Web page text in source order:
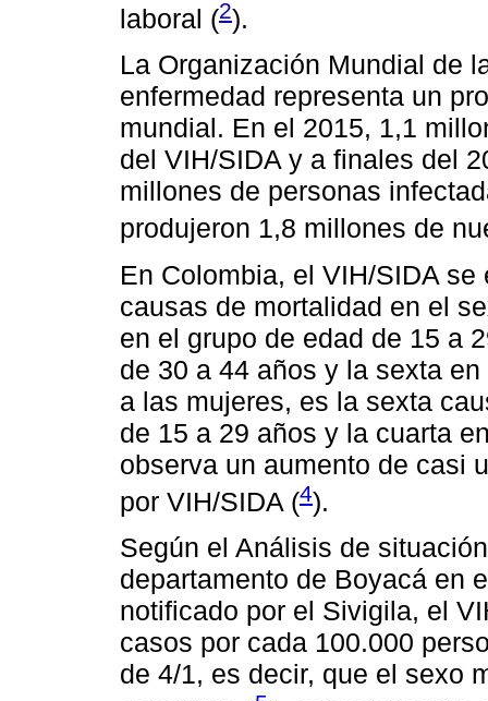
laboral (2).
La Organización Mundial de
enfermedad representa un
mundial. En el 2015, 1,1
del VIH/SIDA y a finales del
millones de personas
produjeron 1,8 millones de
En Colombia, el VIH/SIDA
causas de mortalidad en el
en el grupo de edad de 15 a
de 30 a 44 años y la sexta
a las mujeres, es la sexta
de 15 a 29 años y la cuarta
observa un aumento de casi
por VIH/SIDA (4).
Según el Análisis de
departamento de Boyacá en
notificado por el Sivigila, el
casos por cada 100.000
de 4/1, es decir, que el sexo